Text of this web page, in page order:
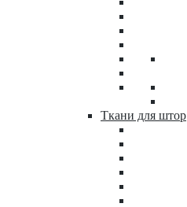
Ткани для штор